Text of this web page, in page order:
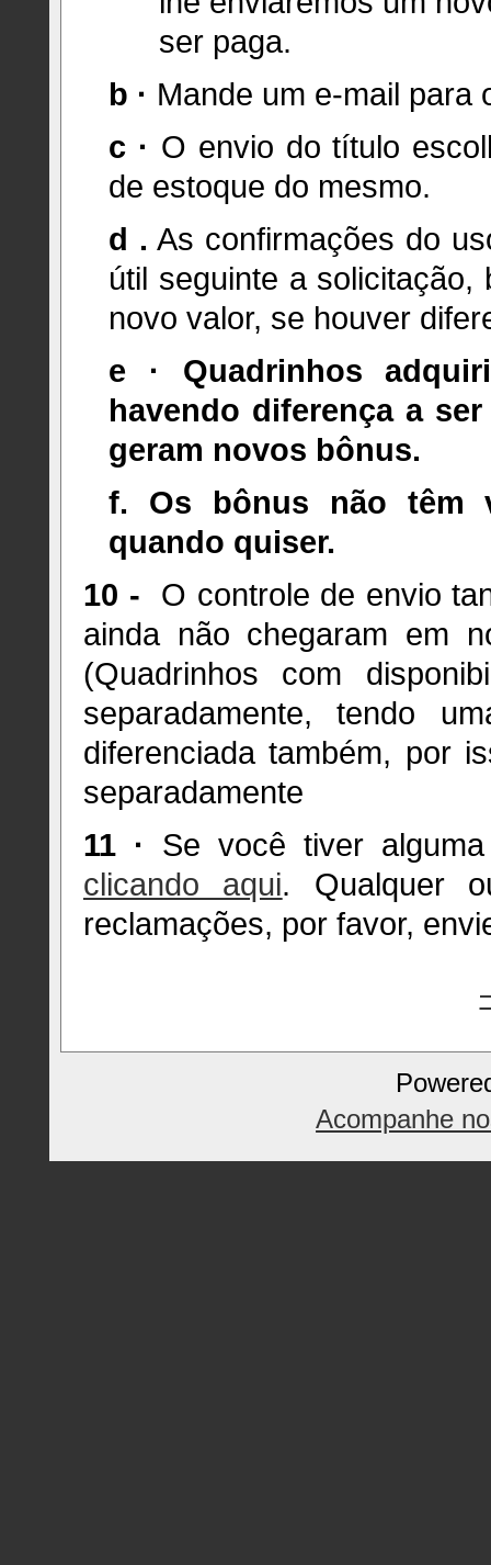
ser paga.
b · Mande um e-mail para
c · O envio do título
de estoque do mesmo.
d . As confirmações do
útil seguinte a
novo valor, se houver
e · Quadrinhos
havendo diferença a
geram novos bônus.
f. Os bônus não têm
quando quiser.
10 - O controle de envio
ainda não chegaram em
(Quadrinhos com
separadamente, tendo
diferenciada também, por
separadamente
11 ·
Se você tiver
clicando aqui. Qualquer
reclamações, por favor,
Acompanhe